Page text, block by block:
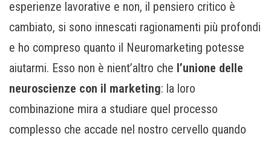
esperienze lavorative e non, il pensiero critico è
cambiato, si sono innescati ragionamenti più profondi
e ho compreso quanto il Neuromarketing potesse
aiutarmi. Esso non è nient’altro che l’unione delle
neuroscienze con il marketing: la loro
combinazione mira a studiare quel processo
complesso che accade nel nostro cervello quando